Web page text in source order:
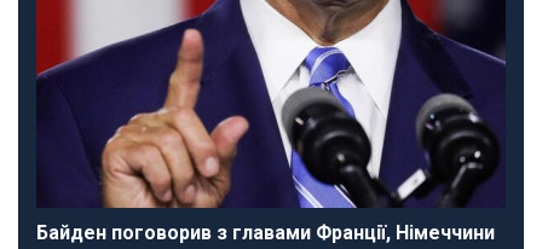
Байден поговорив з главами Франції, Німеччини